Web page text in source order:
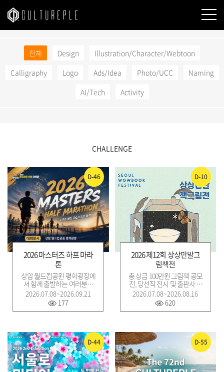
본문바로가기
전체 Design
Illustration/Character/Webtoon
Calligraphy
Logo Ads/Idea Photo/UCC
Naming
AI/Tech
Activity
CHALLENGE
D-46
2026 마스터즈 하프 마라
톤
상암 월드컵공원 평화광장에
서 함께 출발하는 여러분의
힘찬 한걸음 하나하나가 대
회를 빛나게 만들 겁니다.
2026.07.08~2026.09.21
177
D-10
2026 제12회 상상만발그
림책전
총 상금 100만원 그림책 공모
전, 당선작 전시 및 출판사 네
트워크 기회 제공
2026.07.08~2026.08.16
620
D-44 D-55